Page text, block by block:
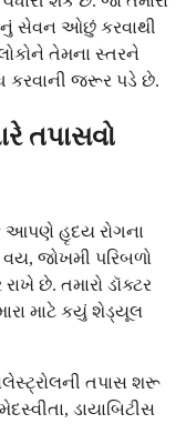
સેવન ઓછું કરવાથી
તેમના સ્તરને
કરવાની જરૂર પડે છે.
તપાસવો
આપણે હૃદય રોગના
જોખમી પરિબળો
છે. તમારો ડૉક્ટર
માટે કયું શેડ્યૂલ
તપાસ શરૂ
ડાયાબિટીસ